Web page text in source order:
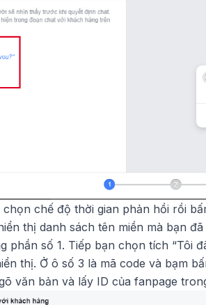
chế độ thời gian phản hồi rồi
thị danh sách tên miền mà bạn
phần số 1. Tiếp bạn chọn tích “Tôi
thị. Ở ô số 3 là mã code và bạm
văn bản và lấy ID của fanpage